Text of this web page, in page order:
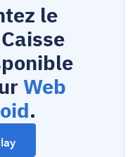
le
Web
.